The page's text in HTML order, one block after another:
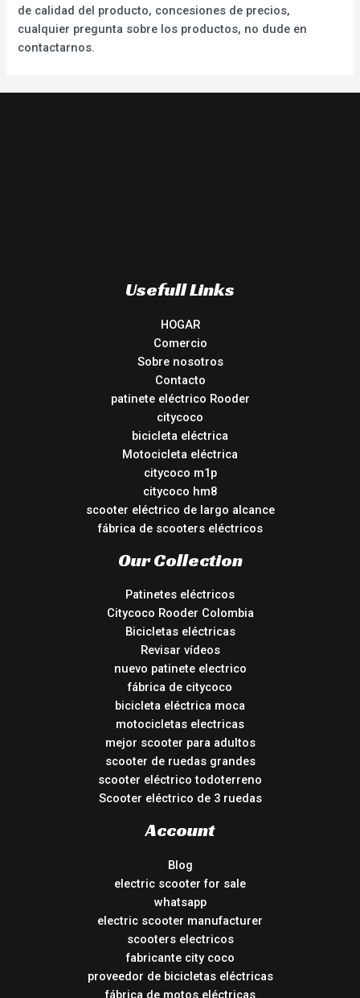
de calidad del producto, concesiones de precios,
cualquier pregunta sobre los productos, no dude en
contactarnos.
Usefull Links
HOGAR
Comercio
Sobre nosotros
Contacto
patinete eléctrico Rooder
citycoco
bicicleta eléctrica
Motocicleta eléctrica
citycoco m1p
citycoco hm8
scooter eléctrico de largo alcance
fábrica de scooters eléctricos
Our Collection
Patinetes eléctricos
Citycoco Rooder Colombia
Bicicletas eléctricas
Revisar vídeos
nuevo patinete electrico
fábrica de citycoco
bicicleta eléctrica moca
motocicletas electricas
mejor scooter para adultos
scooter de ruedas grandes
scooter eléctrico todoterreno
Scooter eléctrico de 3 ruedas
Account
Blog
electric scooter for sale
whatsapp
electric scooter manufacturer
scooters electricos
fabricante city coco
proveedor de bicicletas eléctricas